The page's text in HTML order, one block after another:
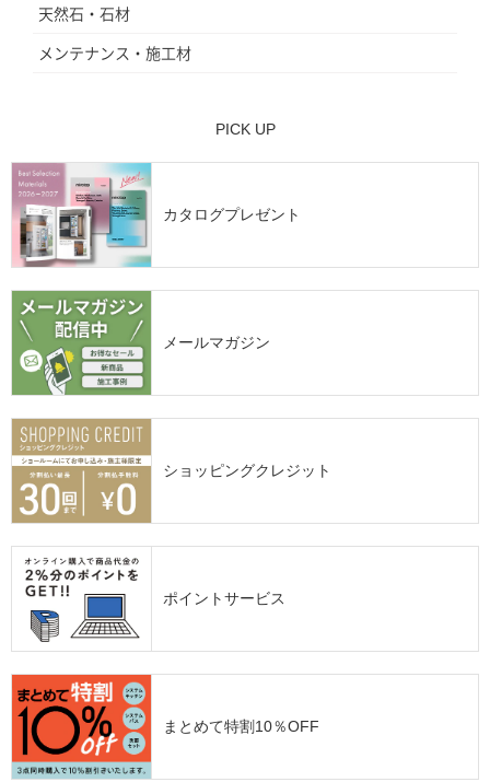
天然石・石材
メンテナンス・施工材
PICK UP
カタログプレゼント
メールマガジン
ショッピングクレジット
ポイントサービス
まとめて特割10％OFF